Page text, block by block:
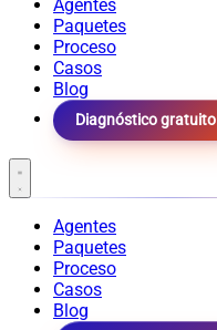
Agentes
Paquetes
Proceso
Casos
Blog
Diagnóstico gratuito
Agentes
Paquetes
Proceso
Casos
Blog